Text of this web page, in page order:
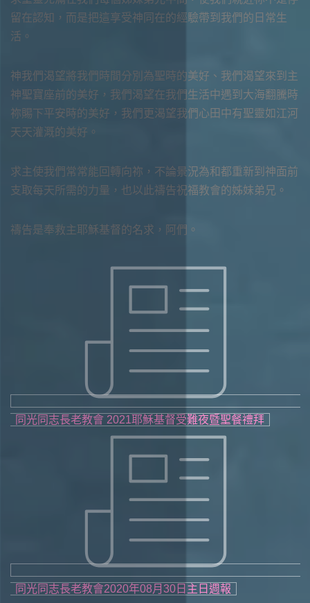
留在認知，而是把這享受神同在的經驗帶到我們的日常生
活。
神我們渴望將我們時間分別為聖時的美好、我們渴望來到主
神聖寶座前的美好，我們渴望在我們生活中遇到大海翻騰時
祢賜下平安時的美好，我們更渴望我們心田中有聖靈如江河
天天灌溉的美好。
求主使我們常常能回轉向祢，不論景況為和都重新到神面前
支取每天所需的力量，也以此禱告祝福教會的姊妹弟兄。
禱告是奉救主耶穌基督的名求，阿們。
同光同志長老教會 2021耶穌基督受難夜暨聖餐禮拜
同光同志長老教會2020年08月30日主日週報